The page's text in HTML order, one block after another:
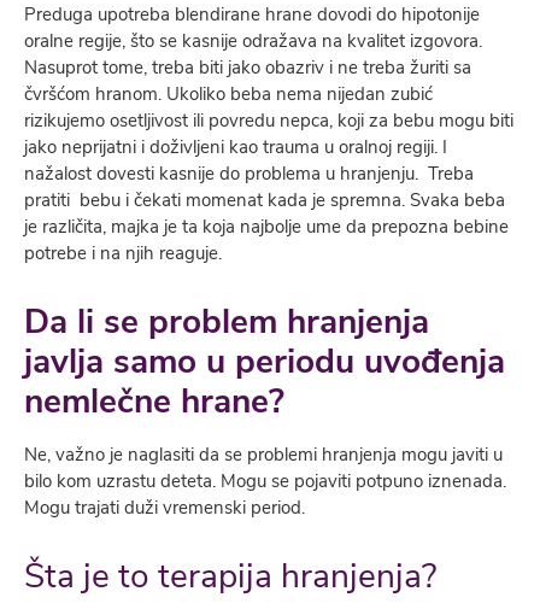
Preduga upotreba blendirane hrane dovodi do hipotonije
oralne regije, što se kasnije odražava na kvalitet izgovora.
Nasuprot tome, treba biti jako obazriv i ne treba žuriti sa
čvršćom hranom. Ukoliko beba nema nijedan zubić
rizikujemo osetljivost ili povredu nepca, koji za bebu mogu biti
jako neprijatni i doživljeni kao trauma u oralnoj regiji. I
nažalost dovesti kasnije do problema u hranjenju. Treba
pratiti bebu i čekati momenat kada je spremna. Svaka beba
je različita, majka je ta koja najbolje ume da prepozna bebine
potrebe i na njih reaguje.
Da li se problem hranjenja
javlja samo u periodu uvođenja
nemlečne hrane?
Ne, važno je naglasiti da se problemi hranjenja mogu javiti u
bilo kom uzrastu deteta. Mogu se pojaviti potpuno iznenada.
Mogu trajati duži vremenski period.
Šta je to terapija hranjenja?